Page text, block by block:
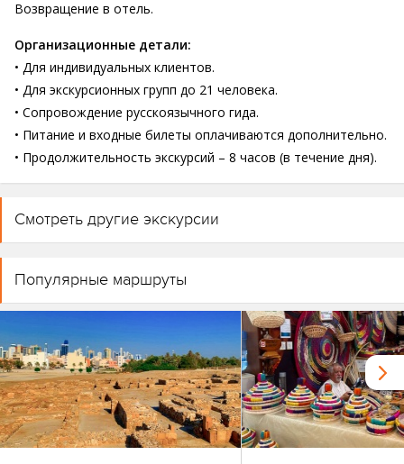
Возвращение в отель.
Организационные детали:
• Для индивидуальных клиентов.
• Для экскурсионных групп до 21 человека.
• Сопровождение русскоязычного гида.
• Питание и входные билеты оплачиваются дополнительно.
• Продолжительность экскурсий – 8 часов (в течение дня).
Смотреть другие экскурсии
Популярные маршруты